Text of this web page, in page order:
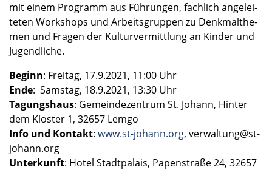
mit einem Programm aus Führun­gen, fachlich angelei­
te­ten Workshops und Arbeits­grup­pen zu Denkmal­the­
men und Fragen der Kultur­ver­mitt­lung an Kinder und
Jugend­li­che.
Beginn: Freitag, 17.9.2021, 11:00 Uhr
Ende: Samstag, 18.9.2021, 13:30 Uhr
Tagungs­haus: Gemein­de­zen­trum St. Johann, Hinter
dem Kloster 1, 32657 Lemgo
Info und Kontakt: www.st-johann.org, verwaltung@st-
johann.org
Unter­kunft: Hotel Stadt­pa­lais, Papen­straße 24, 32657